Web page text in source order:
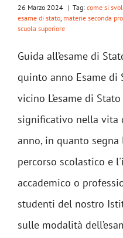
26 Marzo 2024 | Tag: come si
esame di stato materie seconda
scuola superiore
Guida all’esame di
quinto anno Esame di
vicino L’esame di
significativo nella
anno, in quanto
percorso scolastico e
accademico o
studenti del nostro
sulle modalità